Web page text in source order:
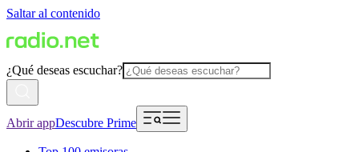
Saltar al contenido
¿Qué deseas escuchar?
Abrir appDescubre Prime